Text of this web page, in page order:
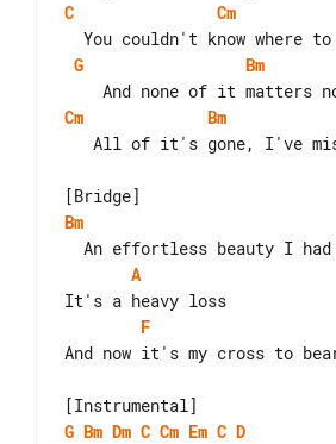
C
Cm
G
Bm
Cm
Bm
Bm
A
F
And now it's my cross to
G Bm Dm C Cm Em C D